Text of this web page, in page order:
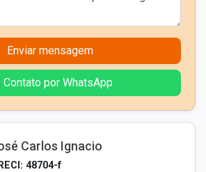
Enviar mensagem
Contato por WhatsApp
Carlos Ignacio
48704-f